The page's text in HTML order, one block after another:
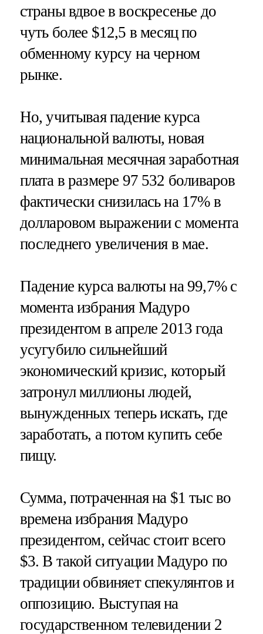
страны вдвое в воскресенье до
чуть более $12,5 в месяц по
обменному курсу на черном
рынке.
Но, учитывая падение курса
национальной валюты, новая
минимальная месячная заработная
плата в размере 97 532 боливаров
фактически снизилась на 17% в
долларовом выражении с момента
последнего увеличения в мае.
Падение курса валюты на 99,7% с
момента избрания Мадуро
президентом в апреле 2013 года
усугубило сильнейший
экономический кризис, который
затронул миллионы людей,
вынужденных теперь искать, где
заработать, а потом купить себе
пищу.
Сумма, потраченная на $1 тыс во
времена избрания Мадуро
президентом, сейчас стоит всего
$3. В такой ситуации Мадуро по
традиции обвиняет спекулянтов и
оппозицию. Выступая на
государственном телевидении 2